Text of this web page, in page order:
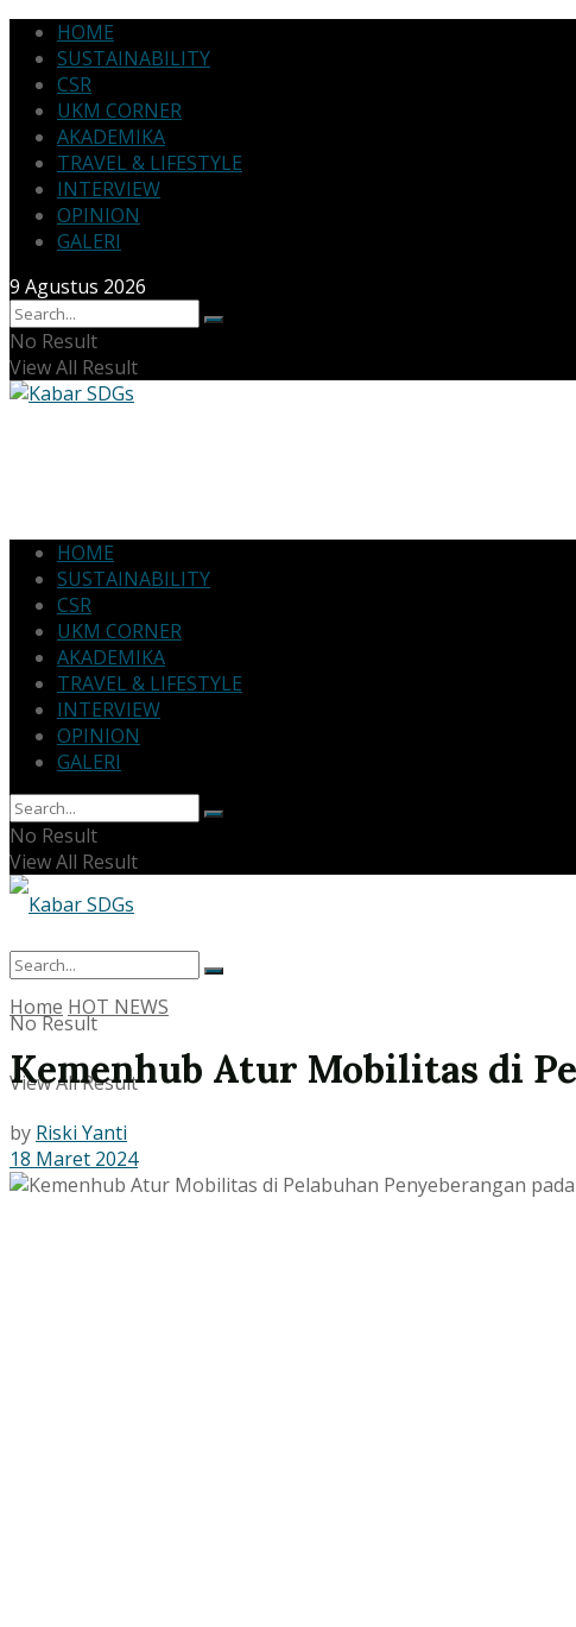
HOME
SUSTAINABILITY
CSR
UKM CORNER
AKADEMIKA
TRAVEL & LIFESTYLE
INTERVIEW
OPINION
GALERI
9 Agustus 2026
No Result
View All Result
HOME
SUSTAINABILITY
CSR
UKM CORNER
AKADEMIKA
TRAVEL & LIFESTYLE
INTERVIEW
OPINION
GALERI
No Result
View All Result
No Result
View All Result
Home HOT NEWS
Kemenhub Atur Mobilitas di
by Riski Yanti
18 Maret 2024